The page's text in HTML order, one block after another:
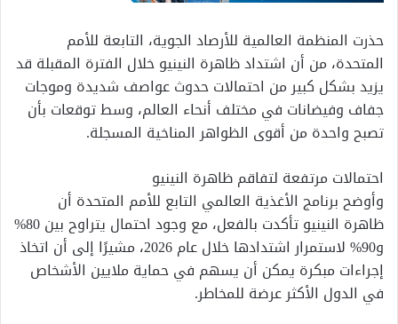
حذرت المنظمة العالمية للأرصاد الجوية، التابعة للأمم
المتحدة، من أن اشتداد ظاهرة النينيو خلال الفترة المقبلة قد
يزيد بشكل كبير من احتمالات حدوث عواصف شديدة وموجات
جفاف وفيضانات في مختلف أنحاء العالم، وسط توقعات بأن
تصبح واحدة من أقوى الظواهر المناخية المسجلة.
احتمالات مرتفعة لتفاقم ظاهرة النينيو
وأوضح برنامج الأغذية العالمي التابع للأمم المتحدة أن
ظاهرة النينيو تأكدت بالفعل، مع وجود احتمال يتراوح بين 80%
و90% لاستمرار اشتدادها خلال عام 2026، مشيرًا إلى أن اتخاذ
إجراءات مبكرة يمكن أن يسهم في حماية ملايين الأشخاص
في الدول الأكثر عرضة للمخاطر.